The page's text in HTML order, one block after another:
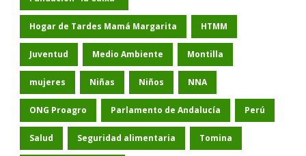
Hogar de Tardes Mamá Margarita HTMM
Juventud Medio Ambiente Montilla
mujeres Niñas Niños NNA
ONG Proagro Parlamento de Andalucía Perú
Salud Seguridad alimentaria Tomina